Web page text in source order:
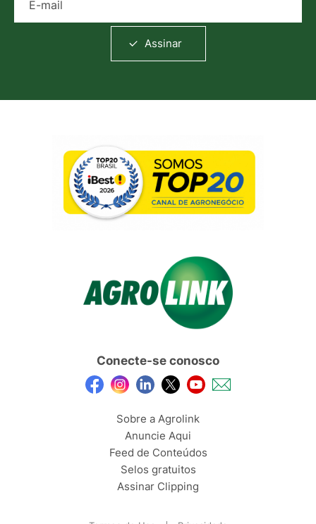
Assinar
Conecte-se conosco
Sobre a Agrolink
Anuncie Aqui
Feed de Conteúdos
Selos gratuitos
Assinar Clipping